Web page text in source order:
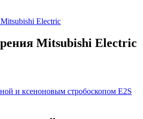
Mitsubishi Electric